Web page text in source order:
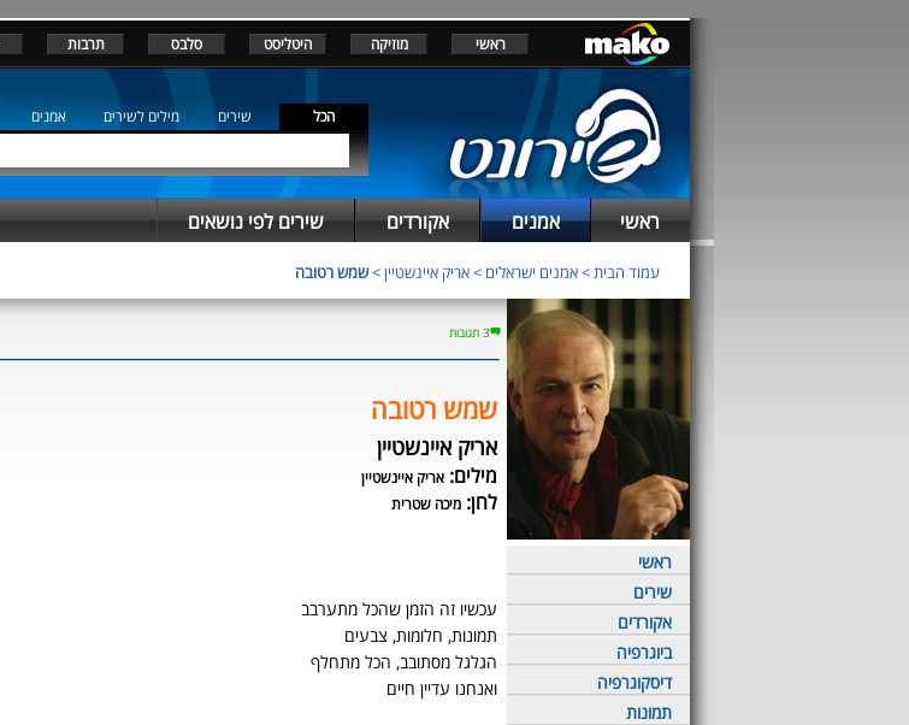
ראשי מוזיקה היטליסט סלבס תרבות
הכל שירים מילים לשירים אמנים
ראשי אמנים אקורדים שירים לפי נושאים
עמוד הבית>אמנים ישראלים >אריק איינשטיין>שמש רטובה
ראשי
שירים
אקורדים
ביוגרפיה
דיסקוגרפיה
תמונות
3 תגובות
שמש רטובה
אריק איינשטיין
מילים: אריק איינשטיין
לחן: מיכה שטרית
עכשיו זה הזמן שהכל מתערבב
תמונות, חלומות, צבעים
הגלגל מסתובב, הכל מתחלף
ואנחנו עדיין חיים